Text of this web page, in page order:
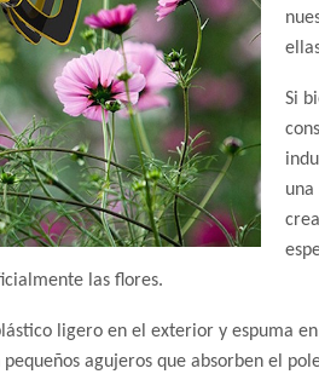
Si
una
las flores.
ligero en el exterior y espuma
pequeños agujeros que absorben el